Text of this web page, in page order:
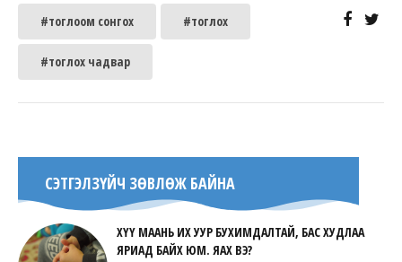
#тоглоом сонгох #тоглох
#тоглох чадвар
СЭТГЭЛЗҮЙЧ ЗӨВЛӨЖ БАЙНА
ХҮҮ МААНЬ ИХ УУР БУХИМДАЛТАЙ, БАС ХУДЛАА
ЯРИАД БАЙХ ЮМ. ЯАХ ВЭ?